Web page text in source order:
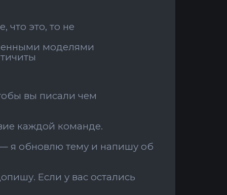
что это, то не
моделями
вы писали чем
каждой команде.
— я обновлю тему и напишу об
Если у вас остались